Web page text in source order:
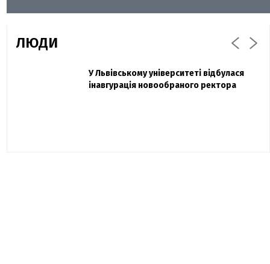
ЛЮДИ
Павло Дак
Захисник "Азовсталі" Діанов вдруге
одружився та показав фото з весілля
У Львівському університеті відбулася
інавгурація новообраного ректора